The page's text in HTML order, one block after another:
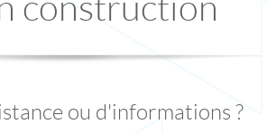
construction
ou d'informations ?